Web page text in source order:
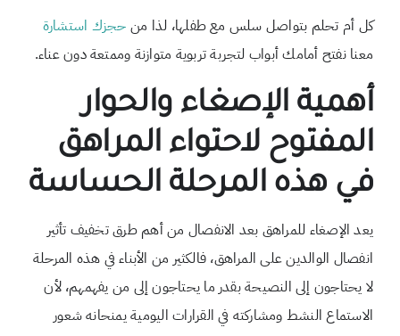
كل أم تحلم بتواصل سلس مع طفلها، لذا من حجزك استشارة
معنا نفتح أمامك أبواب لتجربة تربوية متوازنة وممتعة دون عناء.
أهمية الإصغاء والحوار
المفتوح لاحتواء المراهق
في هذه المرحلة الحساسة
يعد الإصغاء للمراهق بعد الانفصال من أهم طرق تخفيف تأثير
انفصال الوالدين على المراهق، فالكثير من الأبناء في هذه المرحلة
لا يحتاجون إلى النصيحة بقدر ما يحتاجون إلى من يفهمهم، لأن
الاستماع النشط ومشاركته في القرارات اليومية يمنحانه شعور